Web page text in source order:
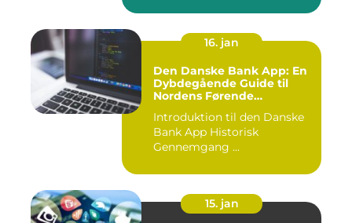
16. jan
Den Danske Bank App: En
Dybdegående Guide til
Nordens Førende
Introduktion til den Danske
Bank App Historisk
Gennemgang ...
15. jan